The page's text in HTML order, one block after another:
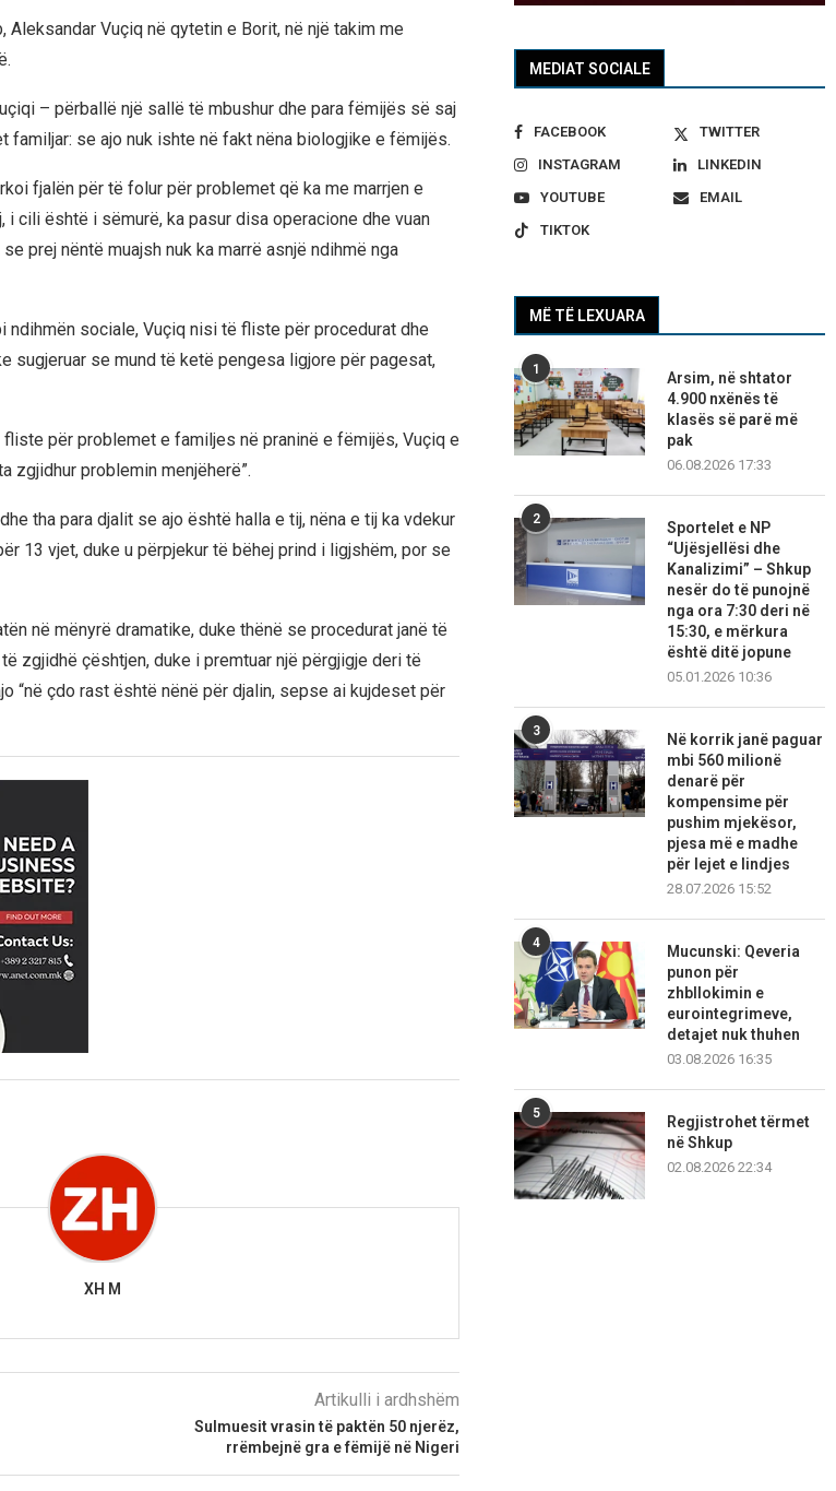
Vuçiq në qytetin e Borit, në një takim me
– përballë një sallë të mbushur dhe para fëmijës së saj
familjar: se ajo nuk ishte në fakt nëna biologjike e fëmijës.
fjalën për të folur për problemet që ka me marrjen e
cili është i sëmurë, ka pasur disa operacione dhe vuan
prej nëntë muajsh nuk ka marrë asnjë ndihmë nga
ndihmën sociale, Vuçiq nisi të fliste për procedurat dhe
sugjeruar se mund të ketë pengesa ligjore për pagesat,
për problemet e familjes në praninë e fëmijës, Vuçiq e
zgjidhur problemin menjëherë”.
tha para djalit se ajo është halla e tij, nëna e tij ka vdekur
13 vjet, duke u përpjekur të bëhej prind i ligjshëm, por se
në mënyrë dramatike, duke thënë se procedurat janë të
zgjidhë çështjen, duke i premtuar një përgjigje deri të
“në çdo rast është nënë për djalin, sepse ai kujdeset për
XH M
Artikulli i ardhshëm
Sulmuesit vrasin të paktën 50 njerëz,
rrëmbejnë gra e fëmijë në Nigeri
MEDIAT SOCIALE
FACEBOOK
TWITTER
INSTAGRAM
LINKEDIN
YOUTUBE
EMAIL
TIKTOK
MË TË LEXUARA
1
Arsim, në shtator
4.900 nxënës të
klasës së parë më
pak
06.08.2026 17:33
2
Sportelet e NP
“Ujësjellësi dhe
Kanalizimi” – Shkup
nesër do të punojnë
nga ora 7:30 deri në
15:30, e mërkura
është ditë jopune
05.01.2026 10:36
3
Në korrik janë paguar
mbi 560 milionë
denarë për
kompensime për
pushim mjekësor,
pjesa më e madhe
për lejet e lindjes
28.07.2026 15:52
4
Mucunski: Qeveria
punon për
zhbllokimin e
eurointegrimeve,
detajet nuk thuhen
03.08.2026 16:35
5
Regjistrohet tërmet
në Shkup
02.08.2026 22:34